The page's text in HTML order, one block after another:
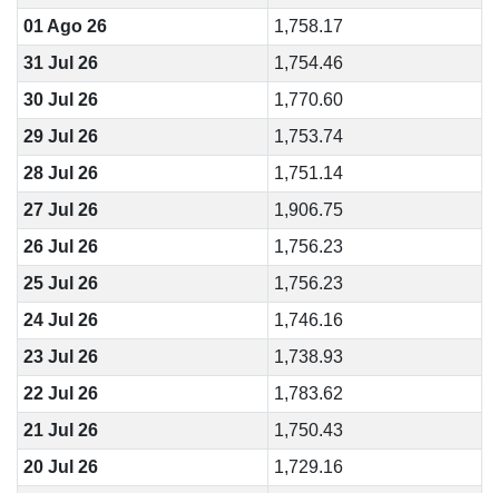
01 Ago 26
1,758.17
31 Jul 26
1,754.46
30 Jul 26
1,770.60
29 Jul 26
1,753.74
28 Jul 26
1,751.14
27 Jul 26
1,906.75
26 Jul 26
1,756.23
25 Jul 26
1,756.23
24 Jul 26
1,746.16
23 Jul 26
1,738.93
22 Jul 26
1,783.62
21 Jul 26
1,750.43
20 Jul 26
1,729.16